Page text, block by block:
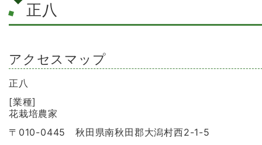
正八
アクセスマップ
正八
[業種]
花栽培農家
〒010-0445 秋田県南秋田郡大潟村西2-1-5